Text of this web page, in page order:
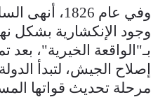
وفي عام 1826،
وجود الإنكشارية بشكل
بـ"الواقعة الخيرية"،
إصلاح الجيش، لتبدأ
مرحلة تحديث قواتها